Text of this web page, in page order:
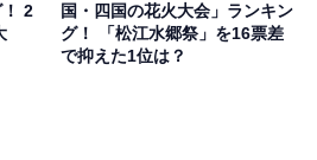
共に楽しめるのが魅力」(50代男
集まりました。
2
国・四国の花火大会」ランキン
グ！ 「松江水郷祭」を16票差
で抑えた1位は？